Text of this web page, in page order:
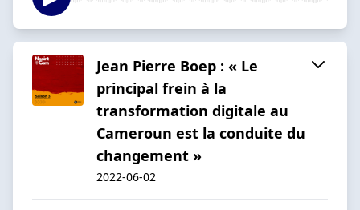
Jean Pierre Boep : « Le
principal frein à la
transformation digitale au
Cameroun est la conduite du
changement »
2022-06-02